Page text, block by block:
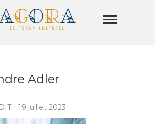
Agora
CULTUREL
Adler
19 juillet 2023